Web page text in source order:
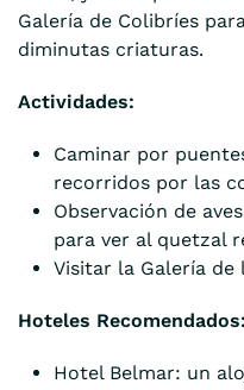
Galería de Colibríes
diminutas criaturas.
Actividades:
Caminar por
recorridos por las
Observación de
para ver al quetzal
Visitar la Galería de
Hoteles Recomendados:
Hotel Belmar: un